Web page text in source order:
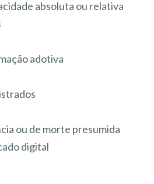
absoluta ou relativa
adotiva
ou de morte presumida
digital